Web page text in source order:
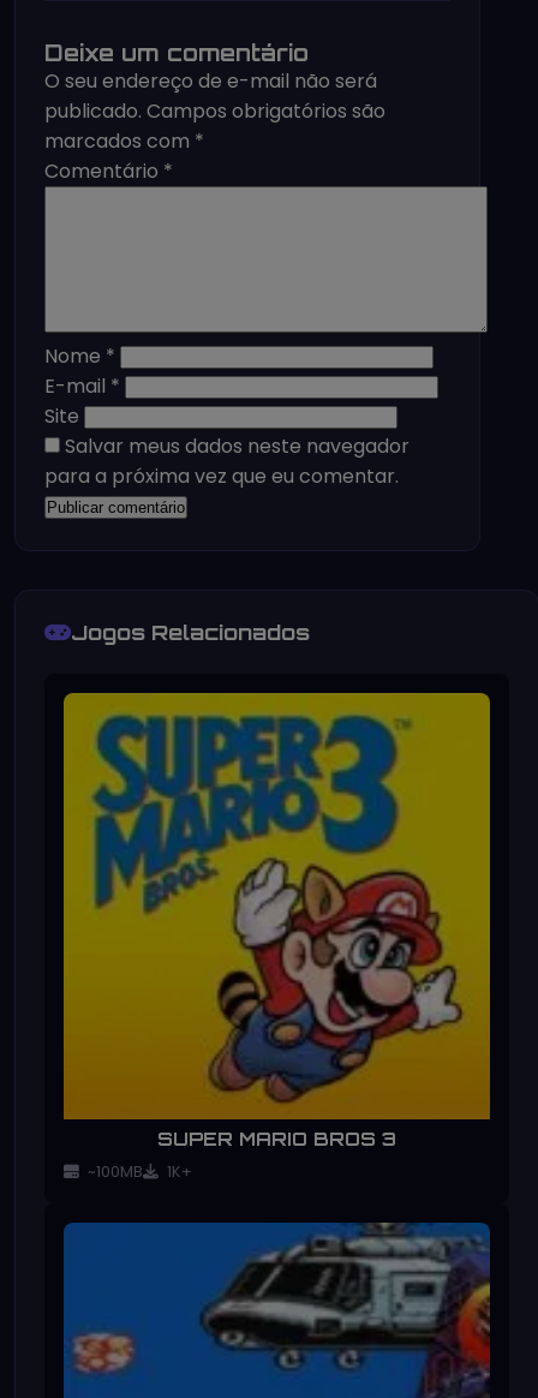
Deixe um comentário
O seu endereço de e-mail não será
publicado. Campos obrigatórios são
marcados com *
Comentário *
Nome *
E-mail *
Site
Salvar meus dados neste navegador
para a próxima vez que eu comentar.
Jogos Relacionados
SUPER MARIO BROS 3
~100MB 1K+